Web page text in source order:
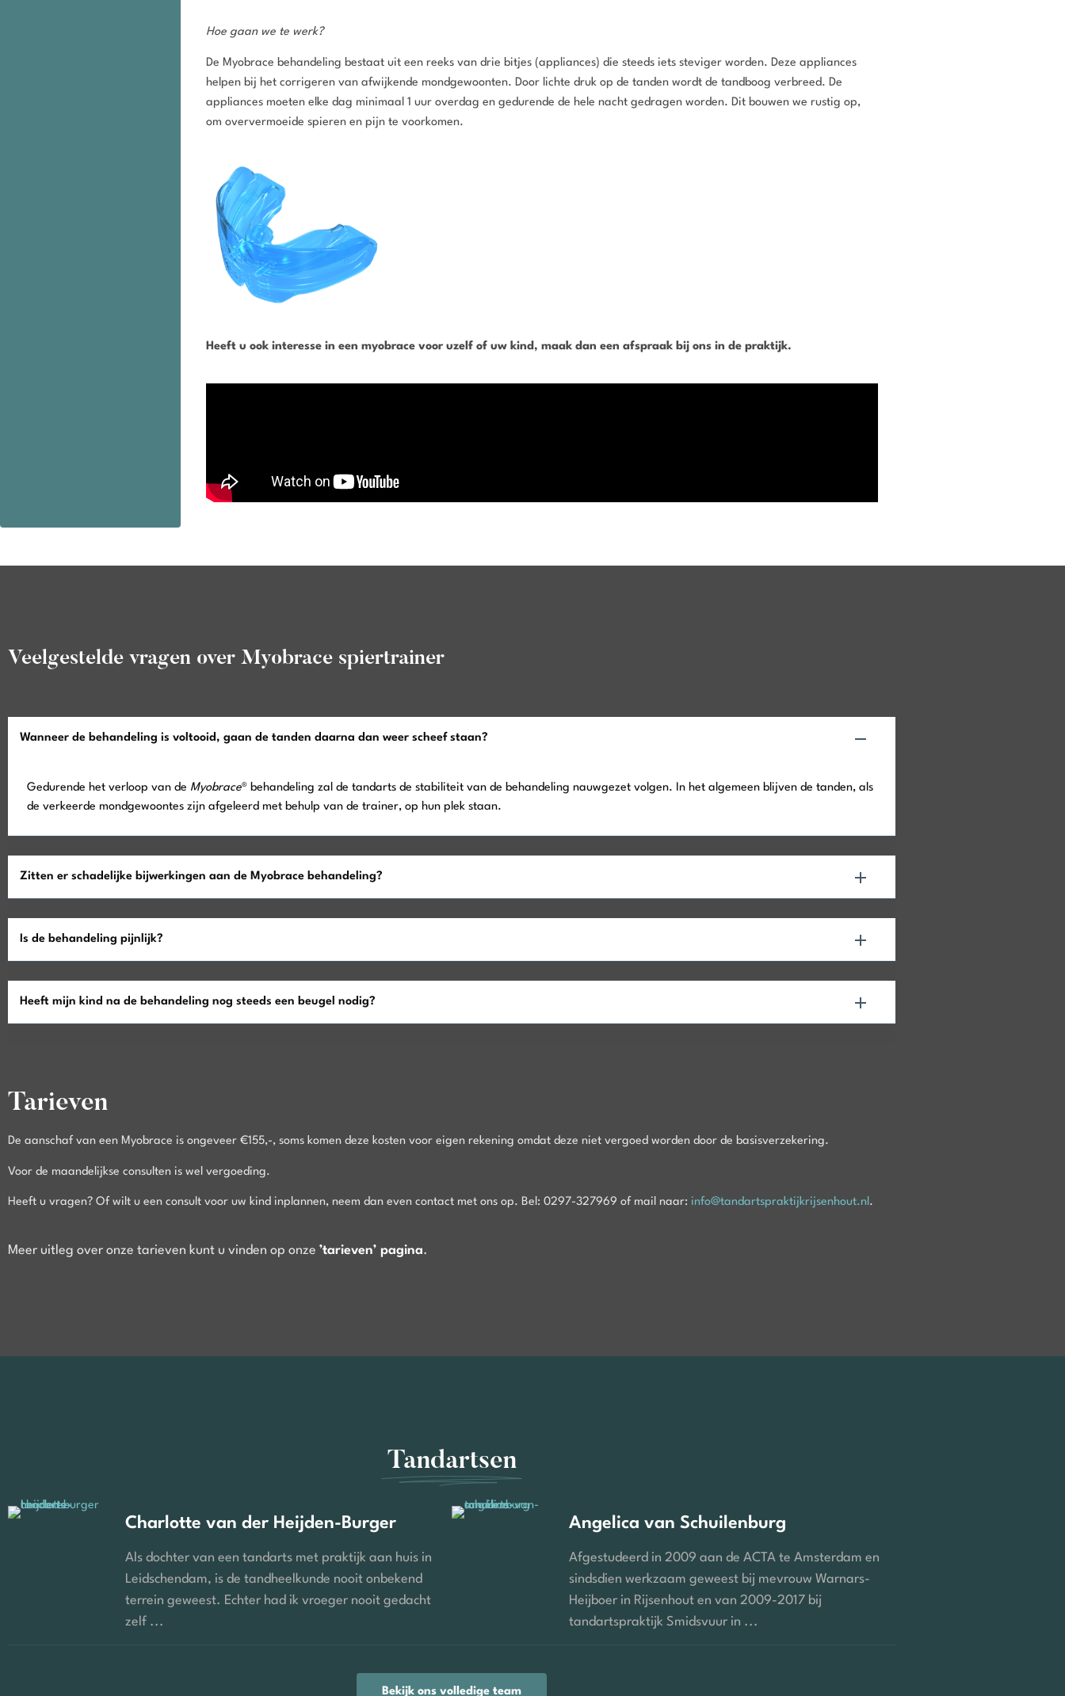
Hoe gaan we te werk?
De Myobrace behandeling bestaat uit een reeks van drie bitjes (appliances) die steeds iets steviger worden. Deze appliances
helpen bij het corrigeren van afwijkende mondgewoonten. Door lichte druk op de tanden wordt de tandboog verbreed. De
appliances moeten elke dag minimaal 1 uur overdag en gedurende de hele nacht gedragen worden. Dit bouwen we rustig op,
om oververmoeide spieren en pijn te voorkomen.
Heeft u ook interesse in een myobrace voor uzelf of uw kind, maak dan een afspraak bij ons in de praktijk.
Veelgestelde vragen over Myobrace spiertrainer
Wanneer de behandeling is voltooid, gaan de tanden daarna dan weer scheef staan?
Gedurende het verloop van de Myobrace® behandeling zal de tandarts de stabiliteit van de behandeling nauwgezet volgen. In het algemeen blijven de tanden, als
de verkeerde mondgewoontes zijn afgeleerd met behulp van de trainer, op hun plek staan.
Zitten er schadelijke bijwerkingen aan de Myobrace behandeling?
Is de behandeling pijnlijk?
Heeft mijn kind na de behandeling nog steeds een beugel nodig?
Tarieven
De aanschaf van een Myobrace is ongeveer €155,-, soms komen deze kosten voor eigen rekening omdat deze niet vergoed worden door de basisverzekering.
Voor de maandelijkse consulten is wel vergoeding.
Heeft u vragen? Of wilt u een consult voor uw kind inplannen, neem dan even contact met ons op. Bel: 0297-327969 of mail naar: info@tandartspraktijkrijsenhout.nl.
Meer uitleg over onze tarieven kunt u vinden op onze ’tarieven’ pagina.
Tandartsen
Charlotte van der Heijden-Burger
Als dochter van een tandarts met praktijk aan huis in
Leidschendam, is de tandheelkunde nooit onbekend
terrein geweest. Echter had ik vroeger nooit gedacht
zelf ...
Angelica van Schuilenburg
Afgestudeerd in 2009 aan de ACTA te Amsterdam en
sindsdien werkzaam geweest bij mevrouw Warnars-
Heijboer in Rijsenhout en van 2009-2017 bij
tandartspraktijk Smidsvuur in ...
Bekijk ons volledige team